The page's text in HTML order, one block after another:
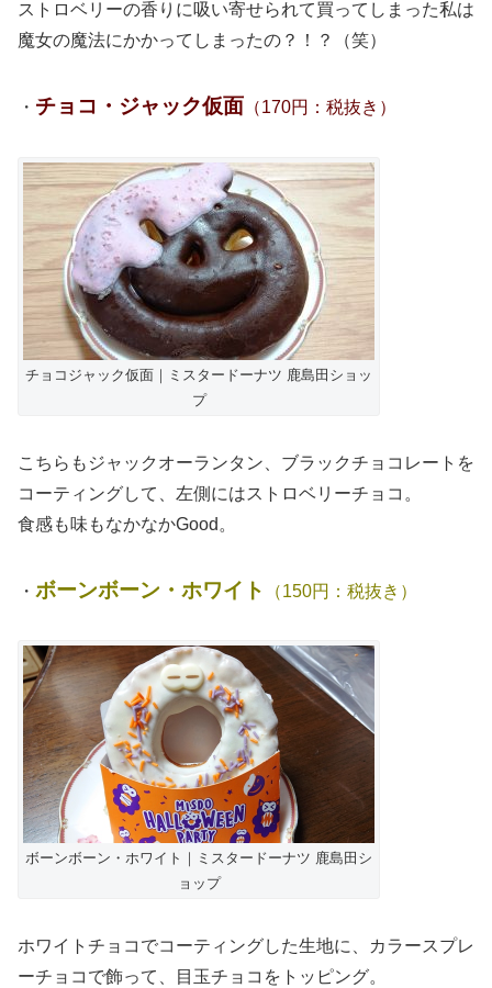
ストロベリーの香りに吸い寄せられて買ってしまった私は
魔女の魔法にかかってしまったの？！？（笑）
・ チョコ・ジャック仮面 （170円：税抜き）
チョコジャック仮面｜ミスタードーナツ 鹿島田ショッ
プ
こちらもジャックオーランタン、ブラックチョコレートを
コーティングして、左側にはストロベリーチョコ。
食感も味もなかなかGood。
・ ボーンボーン・ホワイト （150円：税抜き）
ボーンボーン・ホワイト｜ミスタードーナツ 鹿島田シ
ョップ
ホワイトチョコでコーティングした生地に、カラースプレ
ーチョコで飾って、目玉チョコをトッピング。